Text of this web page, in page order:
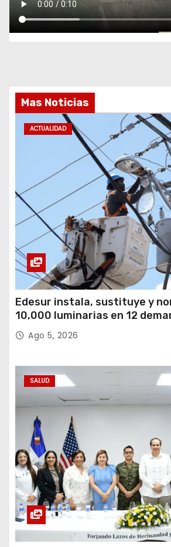
Mas Noticias
ACTUALIDAD
Edesur instala, sustituye y
10,000 luminarias en 12
Ago 5, 2026
SALUD